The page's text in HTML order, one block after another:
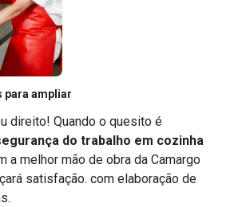
para ampliar
direito! Quando o quesito é
do trabalho em cozinha
a melhor mão de obra da Camargo
satisfação. com elaboração de